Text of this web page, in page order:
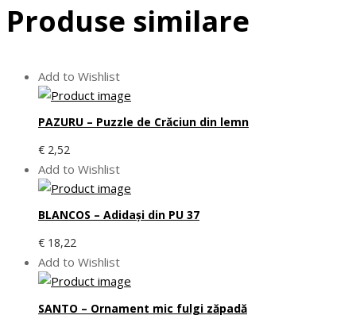
Produse similare
Add to Wishlist
PAZURU – Puzzle de Crăciun din lemn
€ 2,52
Add to Wishlist
BLANCOS – Adidași din PU 37
€ 18,22
Add to Wishlist
SANTO – Ornament mic fulgi zăpadă